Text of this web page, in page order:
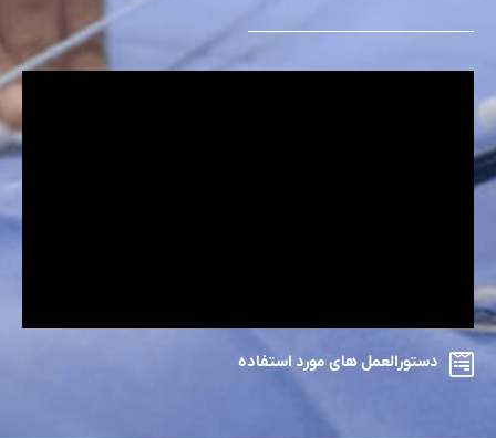
دستورالعمل های مورد استفاده